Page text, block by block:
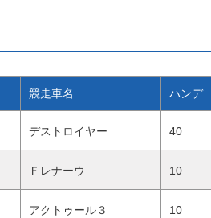
競走車名 ハンデ
デストロイヤー 40
Ｆレナーウ 10
アクトゥール３ 10